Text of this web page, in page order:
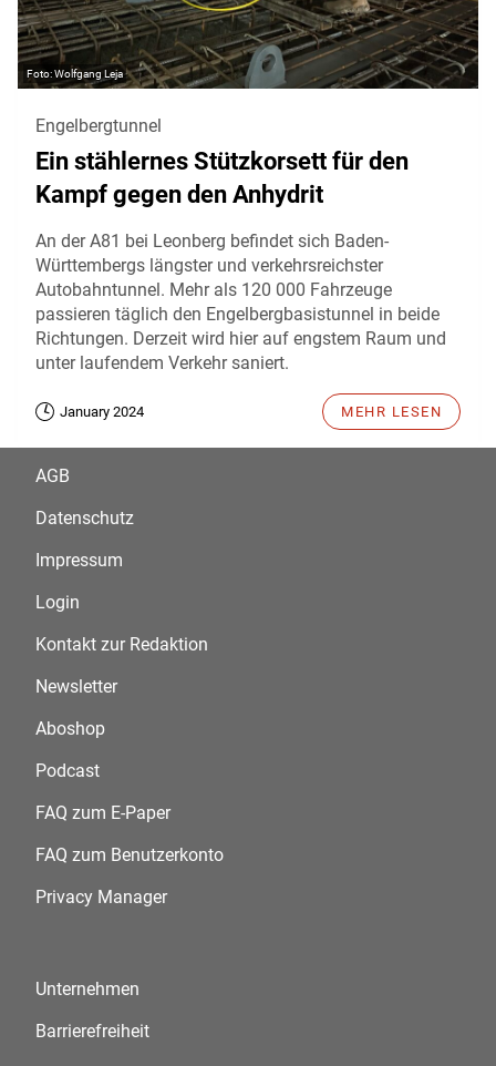
Wolfgang Leja
Engelbergtunnel
Ein stählernes Stützkorsett für den
Kampf gegen den Anhydrit
An der A81 bei Leonberg befindet sich Baden-
Württembergs längster und verkehrsreichster
Autobahntunnel. Mehr als 120 000 Fahrzeuge
passieren täglich den Engelbergbasistunnel in beide
Richtungen. Derzeit wird hier auf engstem Raum und
unter laufendem Verkehr saniert.
January 2024 MEHR LESEN
AGB
Datenschutz
Impressum
Login
Kontakt zur Redaktion
Newsletter
Aboshop
Podcast
FAQ zum E-Paper
FAQ zum Benutzerkonto
Privacy Manager
Unternehmen
Barrierefreiheit